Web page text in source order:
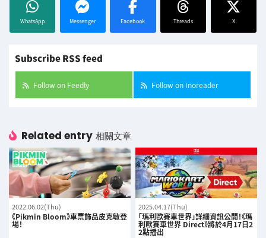
WhatsApp Messenger Facebook Threads X
Subscribe RSS feed
Follow on Feedly Follow on Inoreader
Related entry 相關文章
2022.06.02(Thu)
《Pikmin Bloom》車票飾品皮克敏登
場！
2025.04.17(Thu)
「瑪利歐賽車世界」詳細資訊公開！《瑪
利歐賽車世界 Direct》將於4月17日2
2點播出